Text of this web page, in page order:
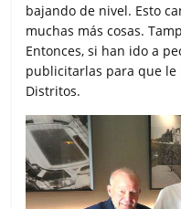
bajando de nivel. Esto
muchas más cosas.
Entonces, si han ido a
publicitarlas para que le
Distritos.